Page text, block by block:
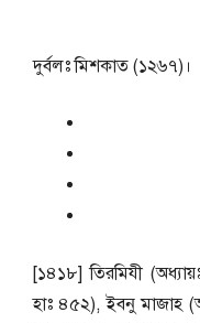
দুর্বলঃ মিশকাত (১২৬৭)।
[১৪১৮] তিরমিযী
হাঃ ৪৫২), ইবনু মাজাহ